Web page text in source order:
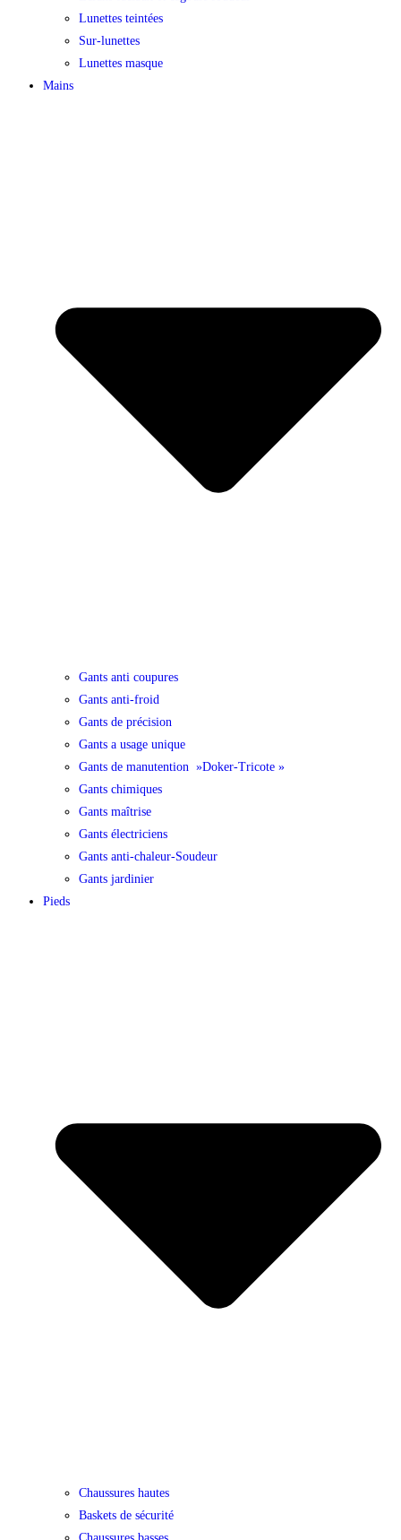
Lunettes teintées
Sur-lunettes
Lunettes masque
Mains
Gants anti coupures
Gants anti-froid
Gants de précision
Gants a usage unique
Gants de manutention »Doker-Tricote »
Gants chimiques
Gants maîtrise
Gants électriciens
Gants anti-chaleur-Soudeur
Gants jardinier
Pieds
Chaussures hautes
Baskets de sécurité